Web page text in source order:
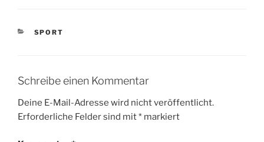
KATEGORIEN
SPORT
Schreibe einen Kommentar
Deine E-Mail-Adresse wird nicht veröffentlicht.
Erforderliche Felder sind mit* markiert